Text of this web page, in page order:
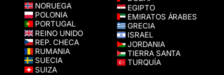
NORUEGA
POLONIA
PORTUGAL
REINO UNIDO
REP. CHECA
RUMANIA
SUECIA
SUIZA
EGIPTO
EMIRATOS ÁRABES
GRECIA
ISRAEL
JORDANIA
TIERRA SANTA
TURQUÍA